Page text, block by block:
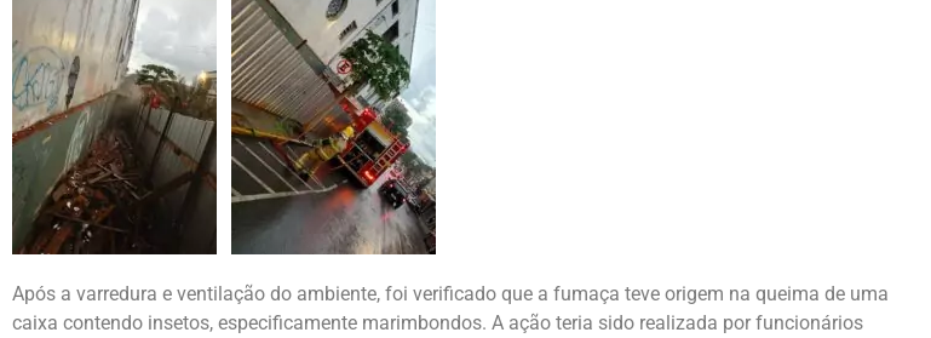
Após a varredura e ventilação do ambiente, foi verificado que a fumaça teve origem na queima de uma
caixa contendo insetos, especificamente marimbondos. A ação teria sido realizada por funcionários